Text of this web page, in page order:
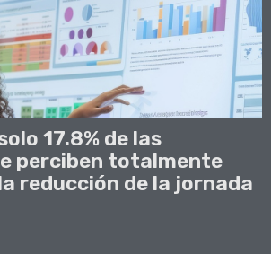
17.8% de las
perciben totalmente
reducción de la jornada